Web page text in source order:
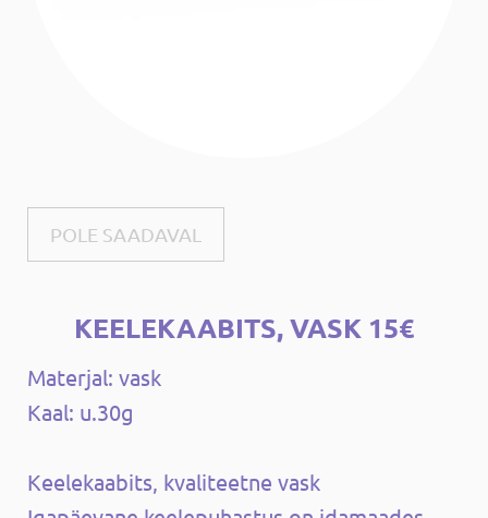
POLE SAADAVAL
KEELEKAABITS, VASK 15€
Materjal: vask
Kaal: u.30g
Keelekaabits, kvaliteetne vask